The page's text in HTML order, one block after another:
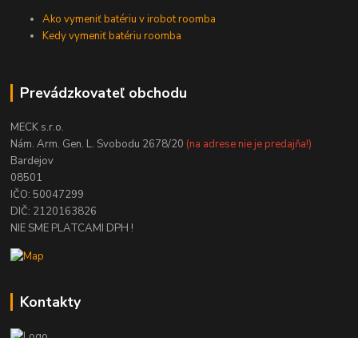
Ako vymeniť batériu v irobot roomba
Kedy vymeniť batériu roomba
Prevádzkovateľ obchodu
MECK s.r.o.
Nám. Arm. Gen. L. Svobodu 2678/20 (na adrese nie je predajňa!)
Bardejov
08501
IČO: 50047299
DIČ: 2120163826
NIE SME PLATCAMI DPH !
Kontakty